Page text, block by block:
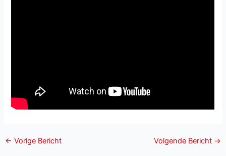
← Vorige Bericht Volgende Bericht →